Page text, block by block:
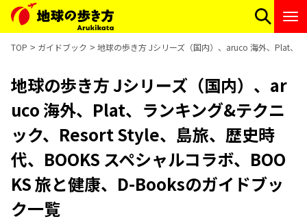
TOP ガイドブック 地球の歩き方 Jシリーズ（国内）、aruco 海外、Plat、
地球の歩き方 Jシリーズ（国内）、ar
uco 海外、Plat、ランキング&テクニ
ック、Resort Style、島旅、歴史時
代、BOOKS スペシャルコラボ、BOO
KS 旅と健康、D-Booksのガイドブッ
ク一覧